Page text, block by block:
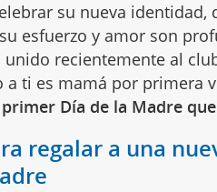
su nueva identidad,
esfuerzo y amor son
unido recientemente al
a ti es mamá por primera
Día de la Madre
regalar a una